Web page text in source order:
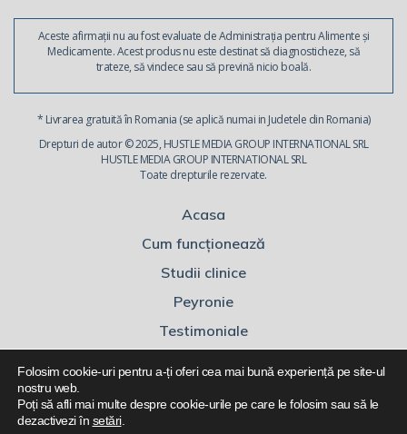
Aceste afirmații nu au fost evaluate de Administrația pentru Alimente și
Medicamente. Acest produs nu este destinat să diagnosticheze, să
trateze, să vindece sau să prevină nicio boală.
* Livrarea gratuită în Romania (se aplică numai in Judetele din Romania)
Drepturi de autor © 2025, HUSTLE MEDIA GROUP INTERNATIONAL SRL
HUSTLE MEDIA GROUP INTERNATIONAL SRL
Toate drepturile rezervate.
Acasa
Cum funcționează
Studii clinice
Peyronie
Testimoniale
Rezultatele
Folosim cookie-uri pentru a-ți oferi cea mai bună experiență pe site-ul
nostru web.
Poți să afli mai multe despre cookie-urile pe care le folosim sau să le
dezactivezi în setări.